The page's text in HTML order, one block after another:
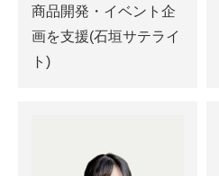
商品開発・イベント企
画を支援(石垣サテライ
ト)